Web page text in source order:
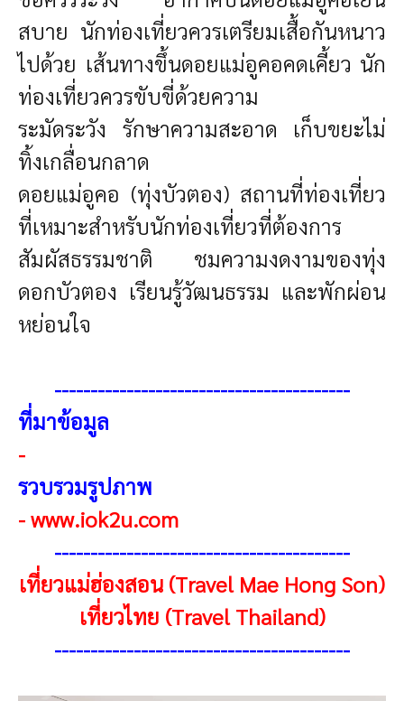
สบาย นักท่องเที่ยวควรเตรียมเสื้อกันหนาว
ไปด้วย เส้นทางขึ้นดอยแม่อูคอคดเคี้ยว นัก
ท่องเที่ยวควรขับขี่ด้วยความ
ระมัดระวัง รักษาความสะอาด เก็บขยะไม่
ทิ้งเกลื่อนกลาด
ดอยแม่อูคอ (ทุ่งบัวตอง) สถานที่ท่องเที่ยว
ที่เหมาะสำหรับนักท่องเที่ยวที่ต้องการ
สัมผัสธรรมชาติ ชมความงดงามของทุ่ง
ดอกบัวตอง เรียนรู้วัฒนธรรม และพักผ่อน
หย่อนใจ
-----------------------------------------
ที่มาข้อมูล
-
รวบรวมรูปภาพ
-www.iok2u.com
-----------------------------------------
เที่ยวแม่ฮ่องสอน (Travel Mae Hong Son)
เที่ยวไทย (Travel Thailand)
-----------------------------------------